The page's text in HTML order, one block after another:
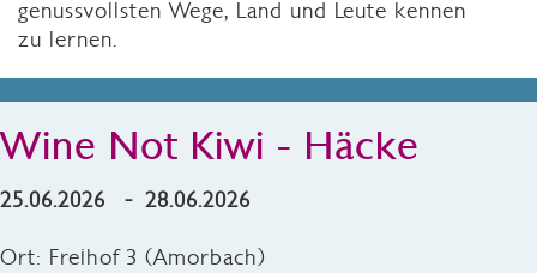
genussvollsten Wege, Land und Leute kennen
zu lernen.
Wine Not Kiwi - Häcke
25.06.2026 - 28.06.2026
Ort: Freihof 3 (Amorbach)